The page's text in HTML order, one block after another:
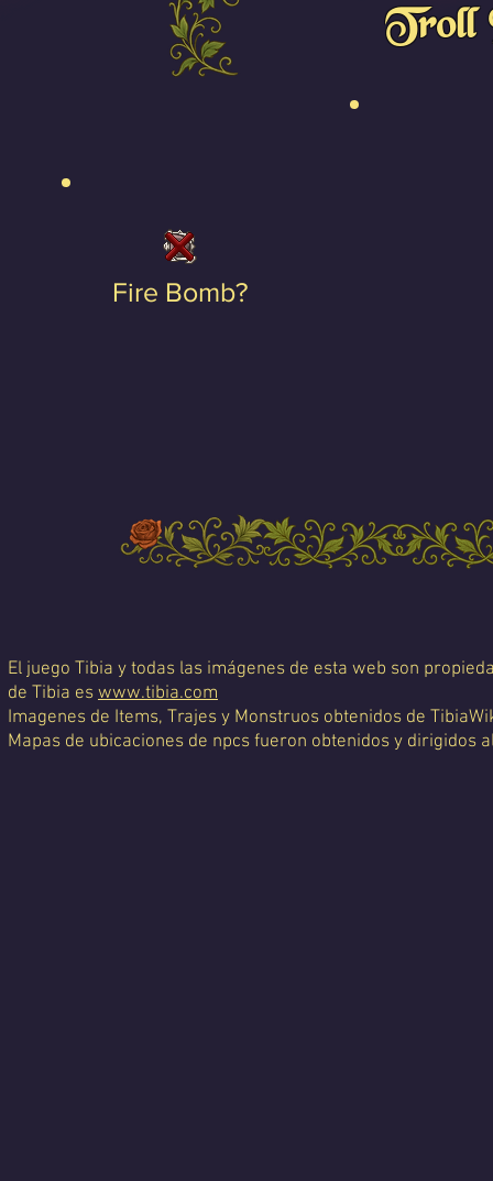
Troll
Fire Bomb?
El juego Tibia y todas las imágenes de esta web son
de Tibia es www.tibia.com
Imagenes de Items, Trajes y Monstruos obtenidos de
Mapas de ubicaciones de npcs fueron obtenidos y dirigidos